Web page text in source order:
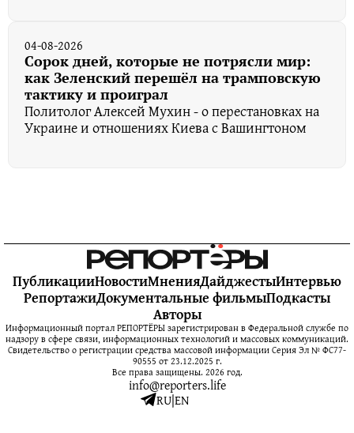
04-08-2026
Сорок дней, которые не потрясли мир:
как Зеленский перешёл на трамповскую
тактику и проиграл
Политолог Алексей Мухин - о перестановках на
Украине и отношениях Киева с Вашингтоном
ПубликацииНовостиМненияДайджестыИнтервью
РепортажиДокументальные фильмыПодкасты
Авторы
Информационный портал РЕПОРТЁРЫ зарегистрирован в Федеральной службе по
надзору в сфере связи, информационных технологий и массовых коммуникаций.
Свидетельство о регистрации средства массовой информации Серия Эл № ФС77-
90555 от 23.12.2025 г.
Все права защищены. 2026 год.
info@reporters.life
RU|EN